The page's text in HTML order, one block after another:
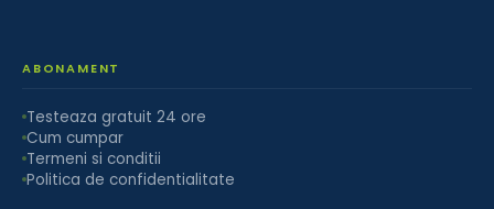
ABONAMENT
Testeaza gratuit 24 ore
Cum cumpar
Termeni si conditii
Politica de confidentialitate